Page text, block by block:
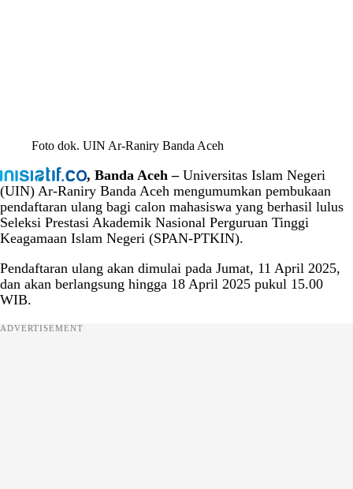
Foto dok. UIN Ar-Raniry Banda Aceh
, Banda Aceh –Universitas Islam Negeri
(UIN) Ar-Raniry Banda Aceh mengumumkan pembukaan
pendaftaran ulang bagi calon mahasiswa yang berhasil lulus
Seleksi Prestasi Akademik Nasional Perguruan Tinggi
Keagamaan Islam Negeri (SPAN-PTKIN).
Pendaftaran ulang akan dimulai pada Jumat, 11 April 2025,
dan akan berlangsung hingga 18 April 2025 pukul 15.00
WIB.
ADVERTISEMENT